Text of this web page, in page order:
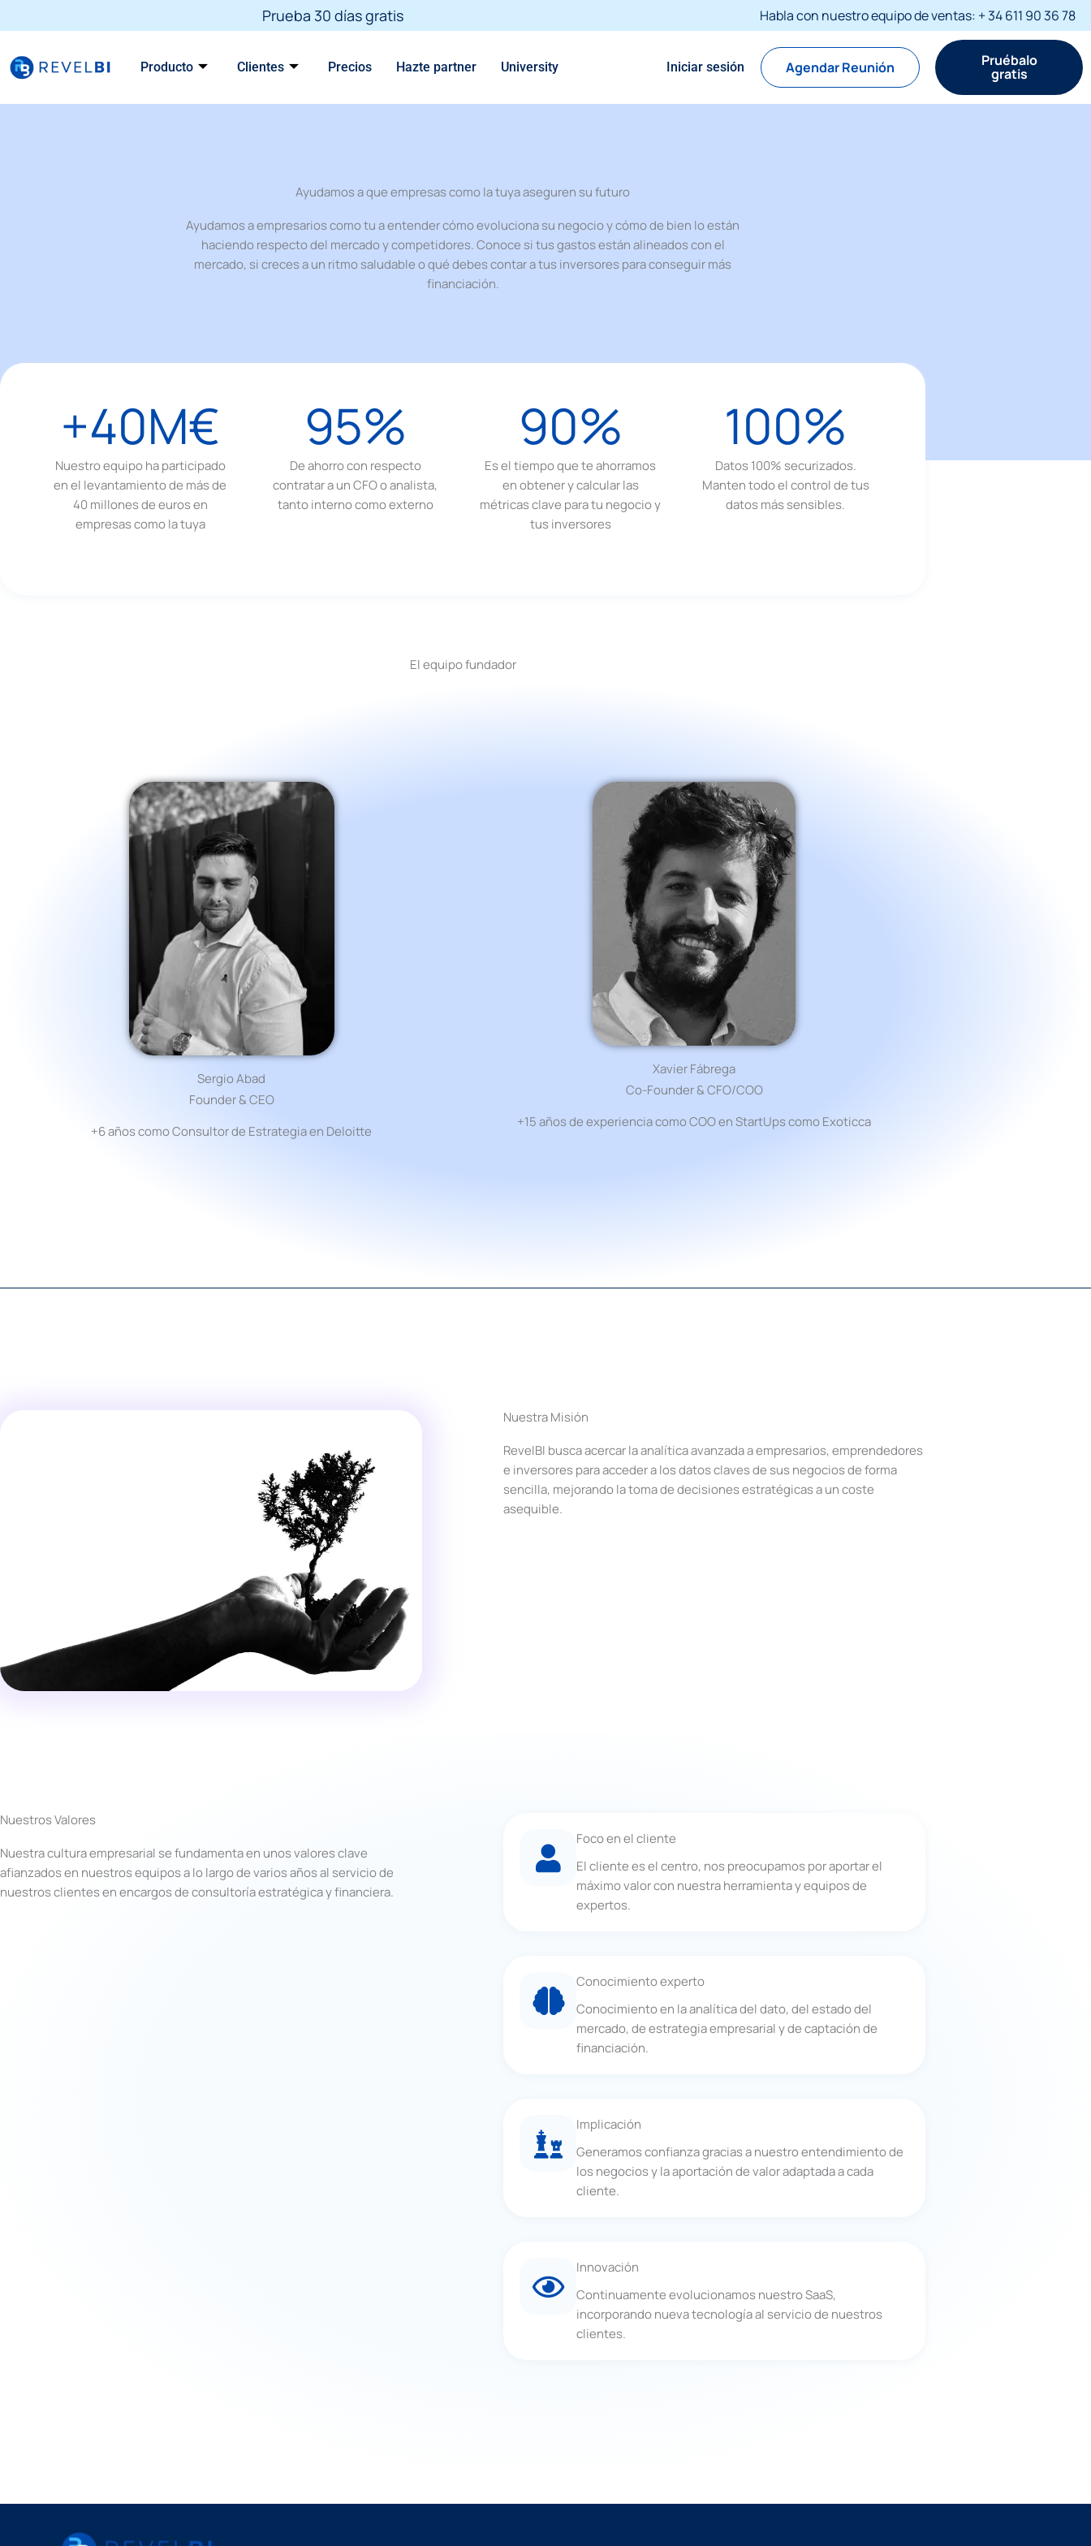
to
Prueba 30 días gratis Habla con nuestro equipo de ventas: + 34 611 90 36 78
Producto Clientes Precios Hazte partner University Iniciar sesión Agendar Reunión Pruébalo
gratis
Ayudamos a que empresas como la tuya aseguren su futuro
Ayudamos a empresarios como tu a entender cómo evoluciona su negocio y cómo de bien lo están
haciendo respecto del mercado y competidores. Conoce si tus gastos están alineados con el
mercado, si creces a un ritmo saludable o qué debes contar a tus inversores para conseguir más
financiación.
+40M€
Nuestro equipo ha participado
en el levantamiento de más de
40 millones de euros en
empresas como la tuya
95%
De ahorro con respecto
contratar a un CFO o analista,
tanto interno como externo
90%
Es el tiempo que te ahorramos
en obtener y calcular las
métricas clave para tu negocio y
tus inversores
100%
Datos 100% securizados.
Manten todo el control de tus
datos más sensibles.
El equipo fundador
Sergio Abad
Founder & CEO
+6 años como Consultor de Estrategia en Deloitte
Xavier Fábrega
Co-Founder & CFO/COO
+15 años de experiencia como COO en StartUps como Exoticca
Nuestra Misión
RevelBI busca acercar la analítica avanzada a empresarios, emprendedores
e inversores para acceder a los datos claves de sus negocios de forma
sencilla, mejorando la toma de decisiones estratégicas a un coste
asequible.
Nuestros Valores
Nuestra cultura empresarial se fundamenta en unos valores clave
afianzados en nuestros equipos a lo largo de varios años al servicio de
nuestros clientes en encargos de consultoría estratégica y financiera.
Foco en el cliente
El cliente es el centro, nos preocupamos por aportar el
máximo valor con nuestra herramienta y equipos de
expertos.
Conocimiento experto
Conocimiento en la analítica del dato, del estado del
mercado, de estrategia empresarial y de captación de
financiación.
Implicación
Generamos confianza gracias a nuestro entendimiento de
los negocios y la aportación de valor adaptada a cada
cliente.
Innovación
Continuamente evolucionamos nuestro SaaS,
incorporando nueva tecnología al servicio de nuestros
clientes.